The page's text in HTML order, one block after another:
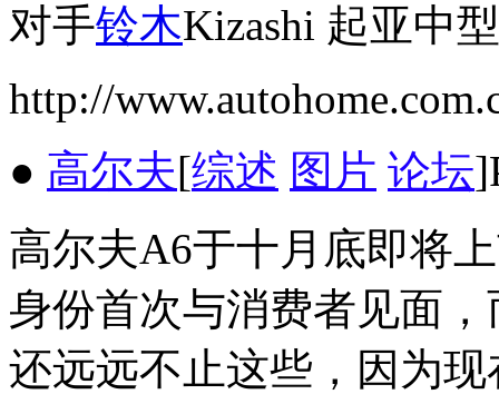
对手铃木Kizashi 起亚中
http://
● 高尔夫[综述 图片 论坛
高尔夫A6于十月底即将
身份首次与消费者见面，
还远远不止这些，因为